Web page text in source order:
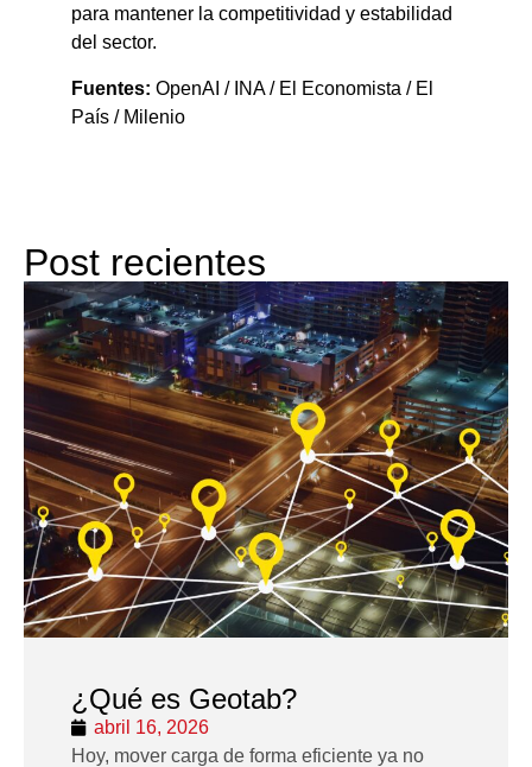
para mantener la competitividad y estabilidad
del sector.​
Fuentes: OpenAI / INA / El Economista / El
País / Milenio
Post recientes
¿Qué es Geotab?
abril 16, 2026
Hoy, mover carga de forma eficiente ya no